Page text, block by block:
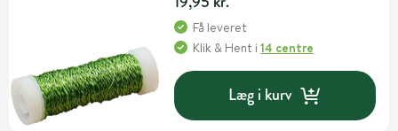
Få leveret
Klik & Hent i14 centre
Læg i kurv